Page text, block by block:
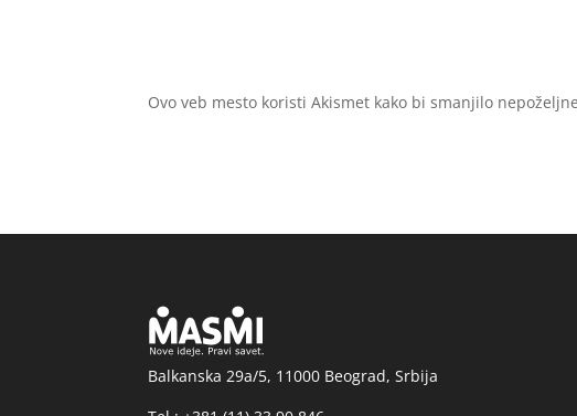
Ovo veb mesto koristi Akismet kako bi smanjilo
Balkanska 29a/5, 11000 Beograd, Srbija